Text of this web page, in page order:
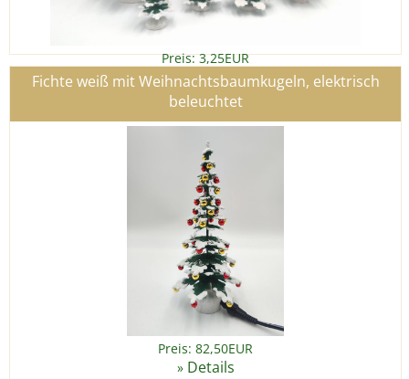
Preis: 3,25EUR
»Details
Fichte weiß mit Weihnachtsbaumkugeln, elektrisch
beleuchtet
Preis: 82,50EUR
» Details